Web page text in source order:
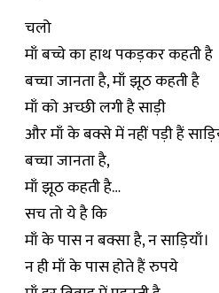
चलो
माँ बच्चे का हाथ पकड़कर कहती है
बच्चा जानता है, माँ झूठ कहती है
माँ को अच्छी लगी है साड़ी
और माँ के बक्से में नहीं पड़ी हैं
बच्चा जानता है,
माँ झूठ कहती है…
सच तो ये है कि
माँ के पास न बक्सा है, न साड़ियाँ।
न ही माँ के पास होते हैं रुपये